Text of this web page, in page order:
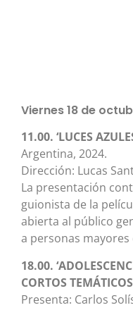
Viernes 18 de
11.00. ‘LUCES
Argentina, 2024.
Dirección: Lucas
La presentación
guionista de la
abierta al público
a personas mayores
18.00.
CORTOS
Presenta: Carlos